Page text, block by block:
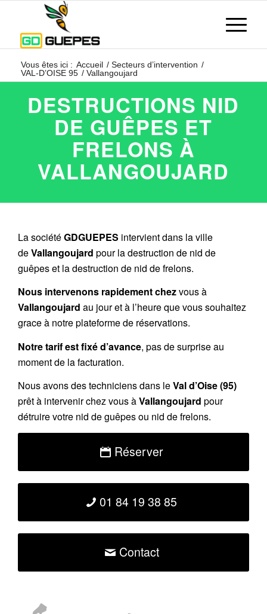
Vous êtes ici : Accueil / Secteurs d’intervention /
VAL-D’OISE 95 / Vallangoujard
DESTRUCTIONS NID
DE GUÊPES ET
FRELONS À
VALLANGOUJARD
La sociétéGDGUEPES intervient dans la ville
deVallangoujard pour la destruction de nid de
guêpes et la destruction de nid de frelons.
Nous intervenons rapidement chezvous à
Vallangoujard au jour et à l’heure que vous souhaitez
grace à notre plateforme de réservations.
Notre tarif est fixé d’avance, pas de surprise au
moment de la facturation.
Nous avons des techniciens dans leVal d’Oise (95)
prêt à intervenir chez vous àVallangoujard pour
détruire votre nid de guêpes ou nid de frelons.
Réserver
01 84 19 38 85
Contact